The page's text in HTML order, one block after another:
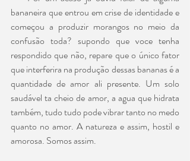
bananeira que entrou em crise de identidade e
começou a produzir morangos no meio da
confusão toda? supondo que voce tenha
respondido que não, repare que o único fator
que interferira na produção dessas bananas é a
quantidade de amor ali presente. Um solo
saudável ta cheio de amor, a agua que hidrata
também, tudo tudo pode vibrar tanto no medo
quanto no amor. A natureza e assim, hostil e
amorosa. Somos assim.